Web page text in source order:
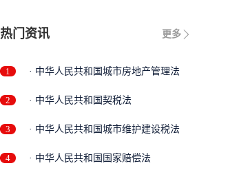
更多
热门资讯
1 · 中华人民共和国城市房地产管理法
2 · 中华人民共和国契税法
3 · 中华人民共和国城市维护建设税法
4 · 中华人民共和国国家赔偿法